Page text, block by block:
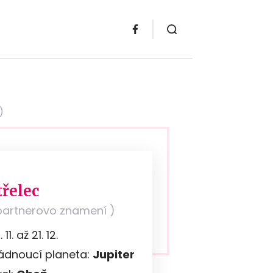
znamení )
11. až 21. 12.
planeta: Jupiter